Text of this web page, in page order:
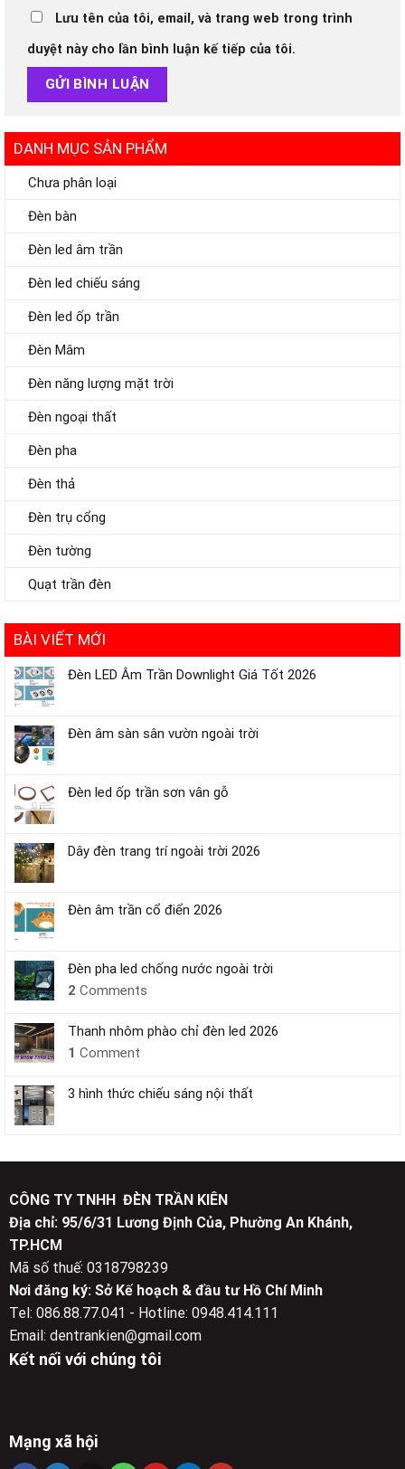
DANH MỤC SẢN PHẨM
Chưa phân loại
Đèn bàn
Đèn led âm trần
Đèn led chiếu sáng
Đèn led ốp trần
Đèn Mâm
Đèn năng lượng mặt trời
Đèn ngoại thất
Đèn pha
Đèn thả
Đèn trụ cổng
Đèn tường
Quạt trần đèn
BÀI VIẾT MỚI
Đèn LED Âm Trần Downlight Giá Tốt 2026
Đèn âm sàn sân vườn ngoài trời
Đèn led ốp trần sơn vân gỗ
Dây đèn trang trí ngoài trời 2026
Đèn âm trần cổ điển 2026
Đèn pha led chống nước ngoài trời
2 Comments
Thanh nhôm phào chỉ đèn led 2026
1 Comment
3 hình thức chiếu sáng nội thất
Lưu tên của tôi, email, và trang web trong trình
duyệt này cho lần bình luận kế tiếp của tôi.
CÔNG TY TNHH ĐÈN TRẦN KIÊN
Địa chỉ: 95/6/31 Lương Định Của, Phường An Khánh,
TP.HCM
Mã số thuế: 0318798239
Nơi đăng ký: Sở Kế hoạch & đầu tư Hồ Chí Minh
Tel: 086.88.77.041 - Hotline: 0948.414.111
Email: dentrankien@gmail.com
Kết nối với chúng tôi
Mạng xã hội